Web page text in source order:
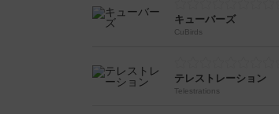
キューバーズ
CuBirds
テレストレーション
Telestrations